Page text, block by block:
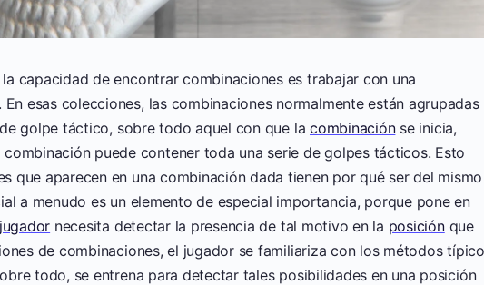
capacidad de encontrar combinaciones es trabajar con una
esas colecciones, las combinaciones normalmente están agrupadas
golpe táctico, sobre todo aquel con que lacombinaciónse inicia,
puede contener toda una serie de golpes tácticos. Esto
que aparecen en una combinación dada tienen por qué ser del mismo
a menudo es un elemento de especial importancia, porque pone en
jugador necesita detectar la presencia de tal motivo en la posiciónque
de combinaciones, el jugador se familiariza con los métodos
todo, se entrena para detectar tales posibilidades en una posición